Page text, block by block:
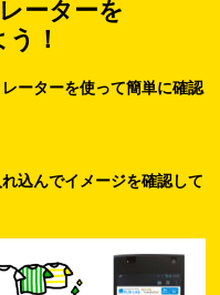
ーターを
！
ーターを使って簡単に確認
込んでイメージを確認して